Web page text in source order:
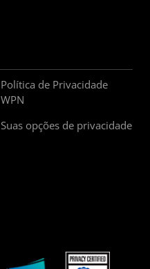
Política de Privacidade
WPN
Suas opções de privacidade